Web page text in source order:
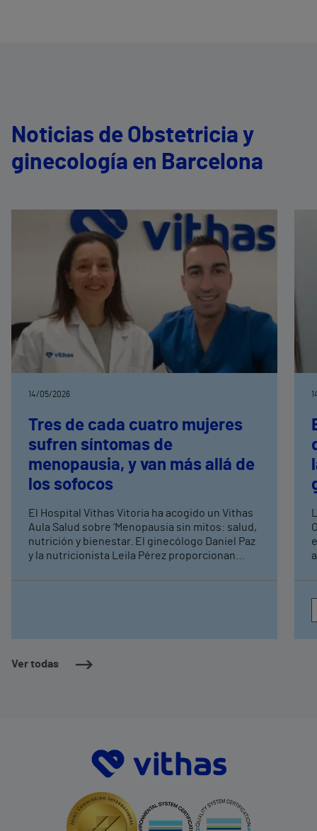
Noticias de Obstetricia y
ginecología en Barcelona
Ver todas
14/05/2026
Tres de cada cuatro mujeres
sufren síntomas de
menopausia, y van más allá de
los sofocos
El Hospital Vithas Vitoria ha acogido un Vithas
Aula Salud sobre ‘Menopausia sin mitos: salud,
nutrición y bienestar. El ginecólogo Daniel Paz
y la nutricionista Leila Pérez proporcionan